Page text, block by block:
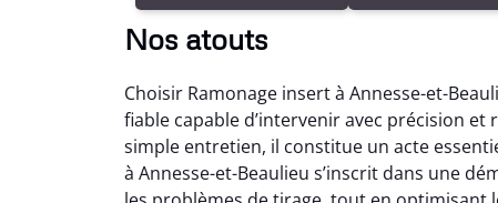
Nos atouts
Choisir Ramonage insert à Annesse-et-
fiable capable d’intervenir avec précision
simple entretien, il constitue un acte
à Annesse-et-Beaulieu s’inscrit dans une